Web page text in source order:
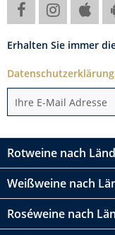
Erhalten Sie immer
Datenschutzerklärung
Rotweine nach
Weißweine nach
Roséweine nach